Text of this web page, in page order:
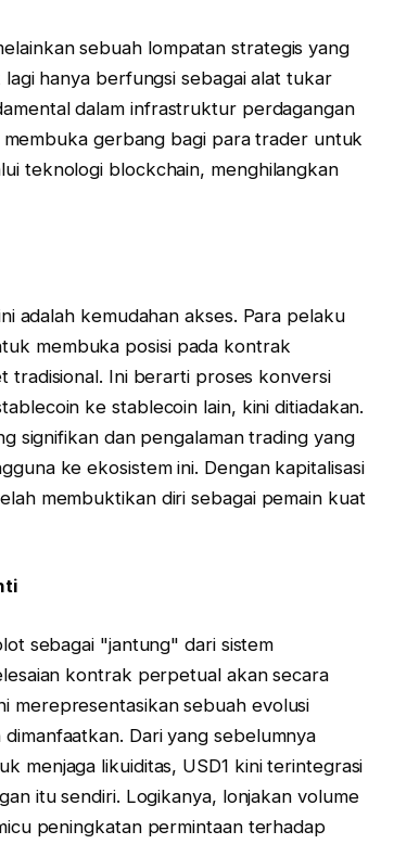
sebuah lompatan strategis yang
hanya berfungsi sebagai alat tukar
dalam infrastruktur perdagangan
gerbang bagi para trader untuk
teknologi blockchain, menghilangkan
adalah kemudahan akses. Para pelaku
membuka posisi pada kontrak
tradisional. Ini berarti proses konversi
ke stablecoin lain, kini ditiadakan.
signifikan dan pengalaman trading yang
ke ekosistem ini. Dengan kapitalisasi
membuktikan diri sebagai pemain kuat
sebagai "jantung" dari sistem
kontrak perpetual akan secara
merepresentasikan sebuah evolusi
Dari yang sebelumnya
menjaga likuiditas, USD1 kini terintegrasi
itu sendiri. Logikanya, lonjakan volume
peningkatan permintaan terhadap